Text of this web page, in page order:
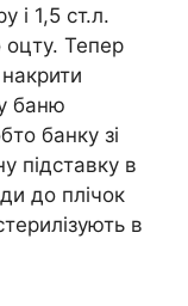
і 1,5 ст.л.
оцту. Тепер
баню
банку зі
підставку в
до плічок
в